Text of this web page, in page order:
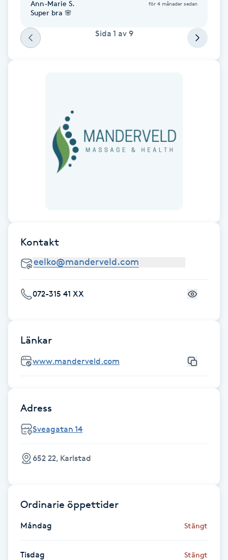
Fotsvamp
Fotvård
Fransfärgning
Fransförlängning
Fransk manikyr
Fransrengöring
Frekvensterapi
Friskvård
Funktionsanalys
Föning
G
Gel naglar
Ann-Marie S. för 4 månader sedan
Super bra 🌸
Sida 1 av 9
Kontakt
072-315 41 XX
Länkar
www.manderveld.com
Adress
Sveagatan 14
652 22, Karlstad
Ordinarie öppettider
Måndag Stängt
Tisdag Stängt